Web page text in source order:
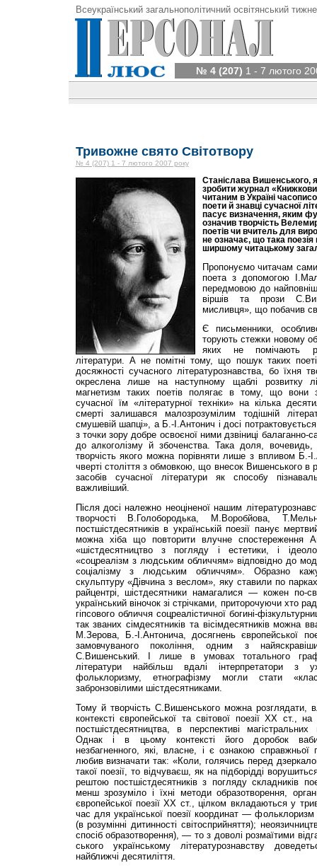
Всеукраїнський загальнополітичний освітянський
№ 4 (207) 1 - 7 лютого
Тривожне свято Світотвору
№ 4 (207) 1 - 7 лютого 2007 року
Станіслава Вишенського,
зробити журнал
читаним в Україні
поети й знавці сучасної
пасує визначення, яким
означив творчість
поетів чи вчитель для
не означає, що така поезія
ширшому читацькому
Пропонуємо читачам
поета з допомогою
передмовою до
віршів та прози
мисливця», що побачив
Є письменники,
торують стежки новому
яких не помічають
літератури. А не помітні тому, що пошук таких
досяжності сучасного літературознавства, бо їхня
окреслена лише на наступному щаблі розвитку
магнетизм таких поетів полягає в тому, що вони
сучасної їм «літературної техніки» на кілька
смерті залишався малозрозумілим тодішній
смушевій шапці», а Б.-І.Антонич і досі
з точки зору добре освоєної ними дзвіниці балаганно-
до алкоголізму й збоченства. Така доля,
творчість якого можна порівняти лише з впливом Б.-
чверті століття з обмовкою, що внесок Вишенського в
засобів сучасної літератури як способу
важливіший.
Після досі належно неоціненої нашим
творчості В.Го­лобо­ро­дька, М.Воро­бйова,
постшістдесятників в українській поезії панує
можна хіба що повторити влучне спостереження
«шістдесятництво з погляду і естетики, і
«соцреалізм з людським обличчям» відповідно до
соціалізму з людським обличчям». Образно
скульптуру «Дівчина з веслом», яку ставили по
райцентрі, шістдесятники намагалися — кожен
український віночок зі стрічками, приторочуючи хто
гіпсового обличчя соцреалістичної богині-
так званих сімдесятників та вісімдесятників можна
М.Зерова, Б.-І.Антонича, досягнень європейської
замовчуваного покоління, одним з
С.Вишенський. І лише в умовах тотального
літератури найбільш вдалі інтерпретатори з
фольклоризму, етнографізму могли стати
забронзовілими шістдесятниками.
Тому й творчість С.Ви­шенського можна розглядати,
контексті європейської та світової поезії ХХ ст., на
постшістдесятництва, в перспективі
Однак і в цьому контексті його доробок
незбагненного, які, власне, і є ознакою справжньої
любив визначати так: «Коли, голячись перед
такої поезії, то відчуваєш, як на підборідді
рештою постшістдесятників з погляду складників
менш зрозуміло і їхні методи образотворення,
європейської поезії ХХ ст., цілком вкладаються у
час для української поезії координат — фольклоризм
(в розумінні дитинності світосприйняття);
спосіб образотворення), — то з доволі розмаїтими
ського українському літературознавству
найближчі десятиліття.